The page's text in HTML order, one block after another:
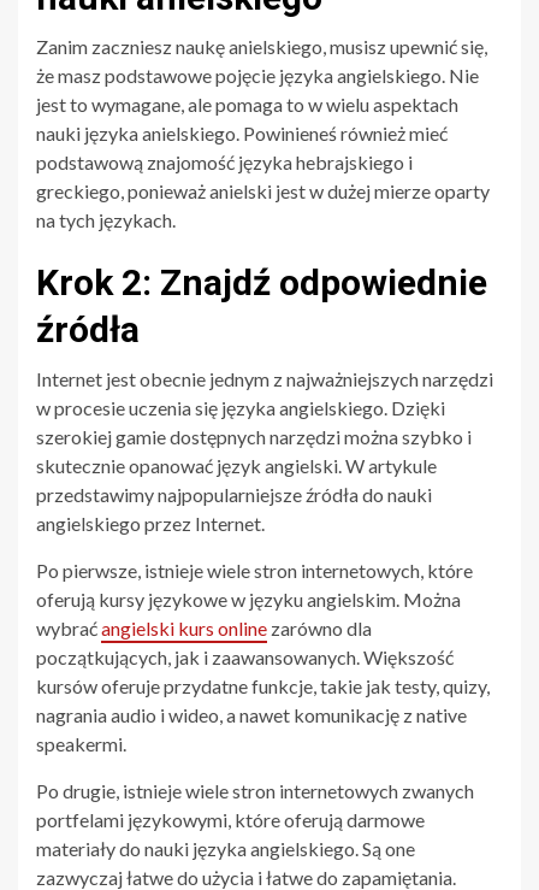
Zanim zaczniesz naukę anielskiego, musisz upewnić się,
że masz podstawowe pojęcie języka angielskiego. Nie
jest to wymagane, ale pomaga to w wielu aspektach
nauki języka anielskiego. Powinieneś również mieć
podstawową znajomość języka hebrajskiego i
greckiego, ponieważ anielski jest w dużej mierze oparty
na tych językach.
Krok 2: Znajdź odpowiednie
źródła
Internet jest obecnie jednym z najważniejszych narzędzi
w procesie uczenia się języka angielskiego. Dzięki
szerokiej gamie dostępnych narzędzi można szybko i
skutecznie opanować język angielski. W artykule
przedstawimy najpopularniejsze źródła do nauki
angielskiego przez Internet.
Po pierwsze, istnieje wiele stron internetowych, które
oferują kursy językowe w języku angielskim. Można
wybraćangielski kurs online zarówno dla
początkujących, jak i zaawansowanych. Większość
kursów oferuje przydatne funkcje, takie jak testy, quizy,
nagrania audio i wideo, a nawet komunikację z native
speakermi.
Po drugie, istnieje wiele stron internetowych zwanych
portfelami językowymi, które oferują darmowe
materiały do nauki języka angielskiego. Są one
zazwyczaj łatwe do użycia i łatwe do zapamiętania.